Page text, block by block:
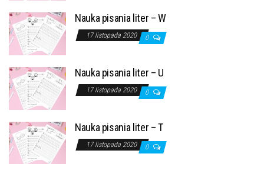
Nauka pisania liter – W
17 listopada 2020 0
Nauka pisania liter – U
17 listopada 2020 0
Nauka pisania liter – T
17 listopada 2020 0